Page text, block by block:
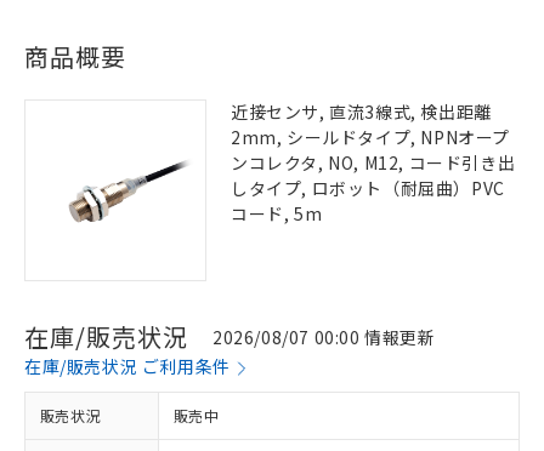
商品概要
近接センサ, 直流3線式, 検出距離
2mm, シールドタイプ, NPNオープ
ンコレクタ, NO, M12, コード引き出
しタイプ, ロボット（耐屈曲）PVC
コード, 5m
在庫/販売状況
2026/08/07 00:00 情報更新
在庫/販売状況 ご利用条件
販売状況 販売中